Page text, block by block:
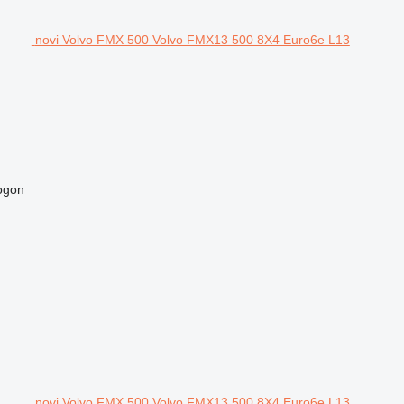
novi Volvo FMX 500 Volvo FMX13 500 8X4 Euro6e L13